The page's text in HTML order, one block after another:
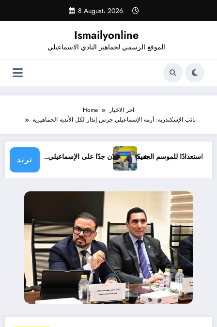
content
8 August، 2026
Ismailyonline
الموقع الرسمي لجماهير النادي الاسماعيلي
Home
اخر الاخبار
نائب الإسكندرية: أزمة الإسماعيلي جرس إنذار لكل الأندية الجماهيرية
ترند
شيكابالا: زعلان جدًا على الإسماعيلي..حتى الآن استعدادًا للموسم الجديد